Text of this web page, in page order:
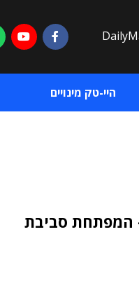
היי-טק מינויים
המפתחת סביבת